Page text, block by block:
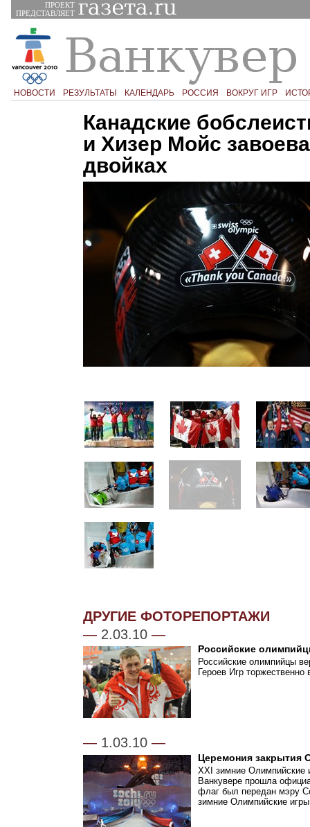
ПРОЕКТ
ПРЕДСТАВЛЯЕТ
НОВОСТИ РЕЗУЛЬТАТЫ КАЛЕНДАРЬ РОССИЯ ВОКРУГ ИГР
Канадские
и Хизер Мойс
двойках
ДРУГИЕ ФОТОРЕПОРТАЖИ
— 2.03.10 —
Российские
Российские олимпийцы
Героев Игр
— 1.03.10 —
Церемония закрытия
XXI зимние Олимпийские
Ванкувере прошла
флаг был передан мэру
зимние Олимпийские